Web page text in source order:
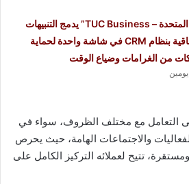
“ثمار المتحدة – TUC Business” يدمج التنبيهات
الاستباقية بنظام CRM في شاشة واحدة لحماية
من الغرامات وضياع الوقت
التعامل مع مختلف الظروف، سواء في
والاجتماعات الهامة، حيث يحرص
تتيح لعملائه التركيز الكامل على